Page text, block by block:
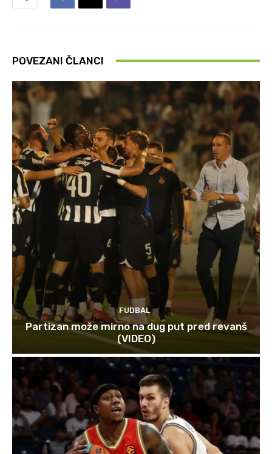
POVEZANI ČLANCI
FUDBAL
Partizan može mirno na dug put pred revanš
(VIDEO)